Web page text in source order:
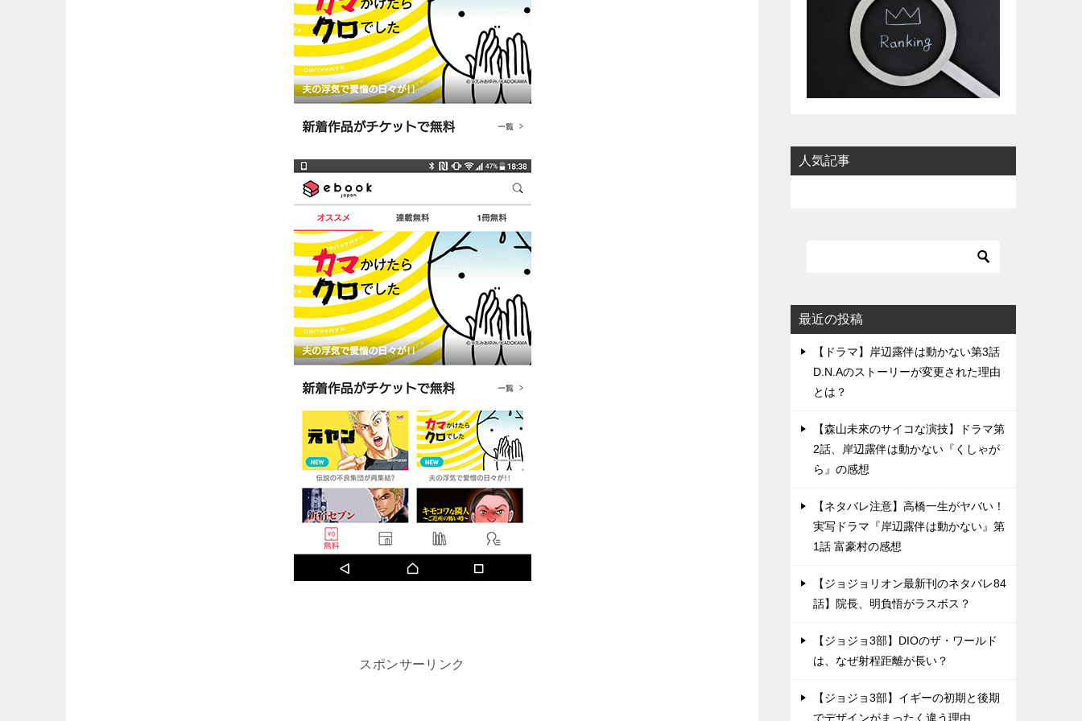
スポンサーリンク
人気記事
最近の投稿
【ドラマ】岸辺露伴は動かない第3話
D.N.Aのストーリーが変更された理由
とは？
【森山未來のサイコな演技】ドラマ第
2話、岸辺露伴は動かない『くしゃが
ら』の感想
【ネタバレ注意】高橋一生がヤバい！
実写ドラマ『岸辺露伴は動かない』第
1話 富豪村の感想
【ジョジョリオン最新刊のネタバレ84
話】院長、明負悟がラスボス？
【ジョジョ3部】DIOのザ・ワールド
は、なぜ射程距離が長い？
【ジョジョ3部】イギーの初期と後期
でデザインがまったく違う理由